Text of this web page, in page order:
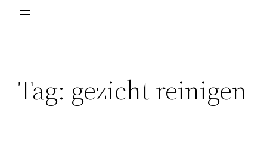
Tag: gezicht reinigen